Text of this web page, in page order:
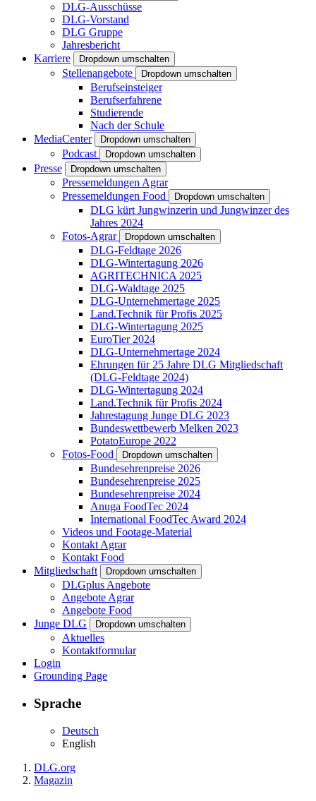
DLG-Ausschüsse
DLG-Vorstand
DLG Gruppe
Jahresbericht
Karriere
Dropdown umschalten
Stellenangebote Dropdown umschalten
Berufseinsteiger
Berufserfahrene
Studierende
Nach der Schule
MediaCenter
Dropdown umschalten
Podcast Dropdown umschalten
Presse Dropdown umschalten
Pressemeldungen Agrar
Pressemeldungen Food
Dropdown umschalten
DLG kürt Jungwinzerin und Jungwinzer des
Jahres 2024
Fotos-Agrar
Dropdown umschalten
DLG-Feldtage 2026
DLG-Wintertagung 2026
AGRITECHNICA 2025
DLG-Waldtage 2025
DLG-Unternehmertage 2025
Land.Technik für Profis 2025
DLG-Wintertagung 2025
EuroTier 2024
DLG-Unternehmertage 2024
Ehrungen für 25 Jahre DLG Mitgliedschaft
(DLG-Feldtage 2024)
DLG-Wintertagung 2024
Land.Technik für Profis 2024
Jahrestagung Junge DLG 2023
Bundeswettbewerb Melken 2023
PotatoEurope 2022
Fotos-Food
Dropdown umschalten
Bundesehrenpreise 2026
Bundesehrenpreise 2025
Bundesehrenpreise 2024
Anuga FoodTec 2024
International FoodTec Award 2024
Videos und Footage-Material
Kontakt Agrar
Kontakt Food
Mitgliedschaft
Dropdown umschalten
DLGplus Angebote
Angebote Agrar
Angebote Food
Junge DLG
Dropdown umschalten
Aktuelles
Kontaktformular
Login
Grounding Page
Sprache
Deutsch
English
DLG.org
Magazin